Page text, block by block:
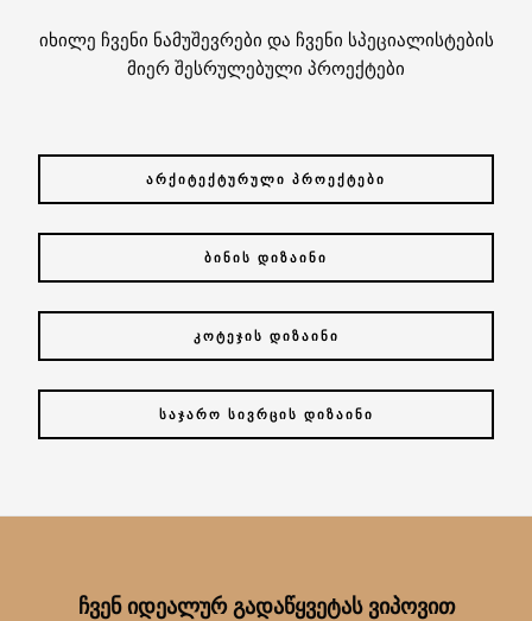
იხილე ჩვენი ნამუშევრები და ჩვენი სპეციალისტების
მიერ შესრულებული პროექტები
ᲐᲠᲥᲘᲢᲔᲥᲢᲣᲠᲣᲚᲘ ᲞᲠᲝᲔᲥᲢᲔᲑᲘ
ᲑᲘᲜᲘᲡ ᲓᲘᲖᲐᲘᲜᲘ
ᲙᲝᲢᲔᲯᲘᲡ ᲓᲘᲖᲐᲘᲜᲘ
ᲡᲐᲯᲐᲠᲝ ᲡᲘᲕᲠᲪᲘᲡ ᲓᲘᲖᲐᲘᲜᲘ
ᲩᲕᲔᲜ ᲘᲓᲔᲐᲚᲣᲠ ᲒᲐᲓᲐᲬᲧᲕᲔᲢᲐᲡ ᲕᲘᲞᲝᲕᲘᲗ